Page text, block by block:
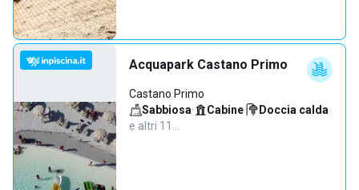
Acquapark Castano Primo
Castano Primo
Sabbiosa· Cabine· Doccia calda·
e altri 11…